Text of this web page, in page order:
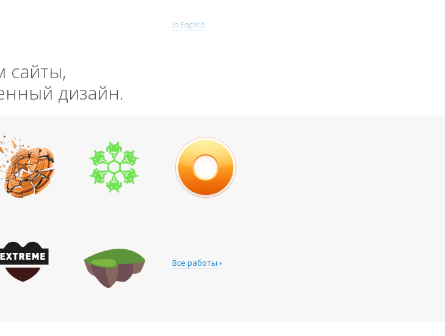
in English
сайты,
дизайн.
Все работы